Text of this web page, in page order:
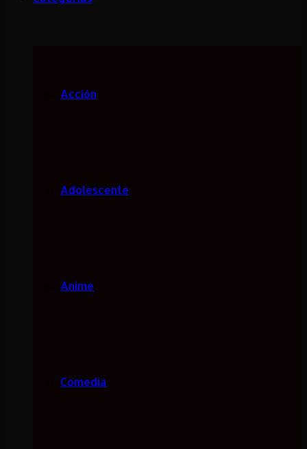
Acción
Adolescente
Anime
Comedia